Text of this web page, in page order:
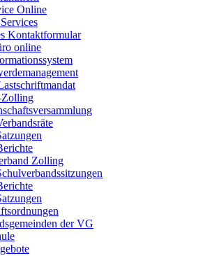
Online
Kontaktformular
online
Zolling
der VG